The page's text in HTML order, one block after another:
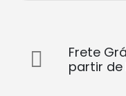
Frete
partir de